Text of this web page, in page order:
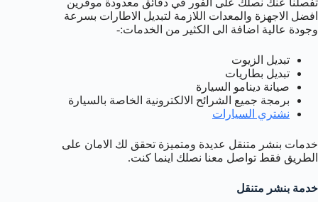
تفصلنا عنك نصلك على الفور في دقائق معدودة موفرين
افضل الاجهزة والمعدات اللازمة لتبديل الاطارات بسرعة
وجودة عالية اضافة الى الكثير من الخدمات:-
تبديل الزيوت
تبديل بطاريات
صيانة دينامو السيارة
برمجة جميع الشرائح الالكترونية الخاصة بالسيارة
نشتري السيارات
خدمات بنشر متنقل عديدة ومتميزة تحقق لك الامان على
الطريق فقط تواصل معنا نصلك اينما كنت.
خدمة بنشر متنقل